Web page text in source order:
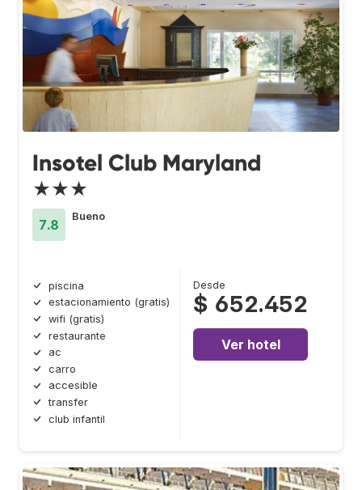
Insotel Club Maryland
★★★
7.8
Bueno
piscina
estacionamiento (gratis)
wifi (gratis)
restaurante
ac
carro
accesible
transfer
club infantil
Desde
$ 652.452
Ver hotel